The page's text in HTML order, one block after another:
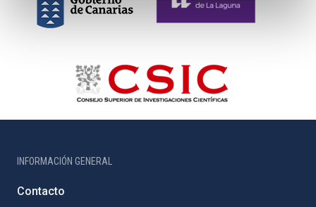
INFORMACIÓN GENERAL
Contacto